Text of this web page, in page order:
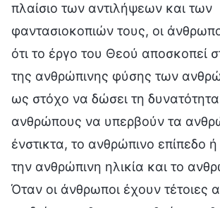
πλαίσιο των αντιλήψεων και των
φαντασιοκοπιών τους, οι
ότι το έργο του Θεού αποσκοπεί
της ανθρώπινης φύσης των
ως στόχο να δώσει τη
ανθρώπους να υπερβούν τα
ένστικτα, το ανθρώπινο επίπεδο
την ανθρώπινη ηλικία και το
Όταν οι άνθρωποι έχουν τέτοιες